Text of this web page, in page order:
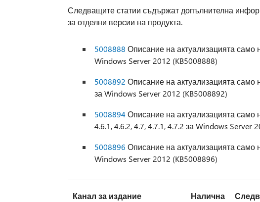
Следващите статии съдържат допълнителна
за отделни версии на продукта.
5008888 Описание на актуализацията само
Windows Server 2012 (KB5008888)
5008892 Описание на актуализацията само
за Windows Server 2012 (KB5008892)
5008894 Описание на актуализацията само
4.6.1, 4.6.2, 4.7, 4.7.1, 4.7.2 за Windows Server
5008896 Описание на актуализацията само
Windows Server 2012 (KB5008896)
Канал за издание Налична